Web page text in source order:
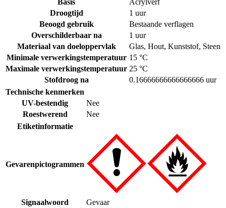
Droogtijd
1 uur
Beoogd gebruik
Bestaande verflagen
Overschilderbaar na
1 uur
Materiaal van doeloppervlak
Glas, Hout, Kunststof, Steen
Minimale verwerkingstemperatuur 15 °C
Maximale verwerkingstemperatuur 25 °C
Stofdroog na
0.16666666666666666 uur
Technische kenmerken
UV-bestendig
Nee
Roestwerend
Nee
Etiketinformatie
Gevarenpictogrammen
Signaalwoord Gevaar